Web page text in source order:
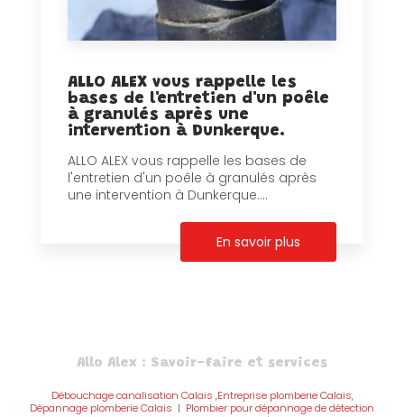
ALLO ALEX vous rappelle les
bases de l'entretien d'un poêle
à granulés après une
intervention à Dunkerque.
ALLO ALEX vous rappelle les bases de
l'entretien d'un poêle à granulés après
une intervention à Dunkerque....
En savoir plus
Allo Alex : Savoir-faire et services
Débouchage canalisation Calais ,Entreprise plomberie Calais,
Dépannage plomberie Calais | Plombier pour dépannage de détection